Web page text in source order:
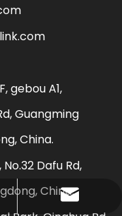
gebou A1,
Guangming
China.
Dafu Rd,
China.
link.com